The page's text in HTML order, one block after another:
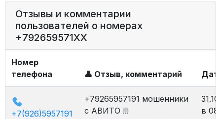
Отзывы и комментарии
пользователей о номерах
+792659571XX
Номер
телефона
👤 Отзыв, комментарий
+7(926)5957191
+79265957191 мошенники
с АВИТО !!!
в